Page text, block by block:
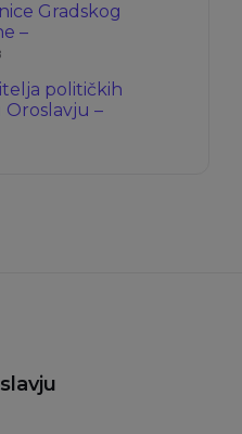
Gradskog
–
političkih
–